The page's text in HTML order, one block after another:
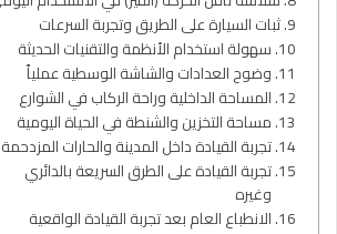
ثبات السيارة على الطريق وتجربة السرعات
سهولة استخدام الأنظمة والتقنيات الحديثة
وضوح العدادات والشاشة الوسطية عملياً
المساحة الداخلية وراحة الركاب في الشوارع
مساحة التخزين والشنطة في الحياة اليومية
تجربة القيادة داخل المدينة والحارات المزدحمة
تجربة القيادة على الطرق السريعة بالدائري
وغيره
الانطباع العام بعد تجربة القيادة الواقعية